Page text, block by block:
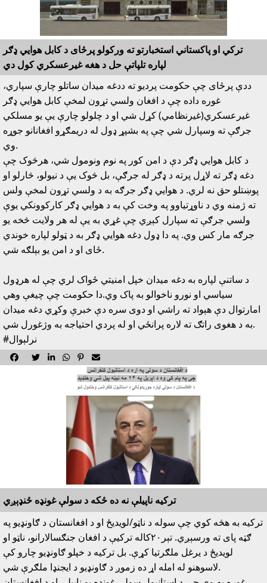
ترکي او پاکستاني استخبارتو ته ورکولو پرځاى د کابل هوايي ډګر
لپاره تلپاتې حل د هغه غيرعسکري کول دي
ددې پرځاى چې حکومت پرديو ته ددغه ميدان ساتلو چارې سپاري،
غوره داده چې د افغان ولسي تړون لمخې کابل هوايي ډګر
غيرعسکري(غيرنظامي) کړل شي او د چلولو چارې يې يو مسلکي
جرګې ته وسپارل شي چې په بشپړ ډول له دريمګړو افغانانو جوړه
وي.
د کابل هوايي ډګر دې د امن کور په نوم ونومول شي، هرڅوک چې
دغه ډګر ته لاړل پرته د ډګر له جرګې، بل څوک يې د نيولو، څارلو او
پوښتلو حق نه لري. د هوايي ډګر جرګه به د ولسي تړون لمخې ولس
ته ژمنه وي د ناوړتياوو په وخت کې به د هوايي ډګر کارکوونکي يوې
ولسي جرګې ته سپارل کېږي چې غړي به يې له هر ولايت څخه يو
جرګه مار کس وي. په دا ډول دغه هوايي ډګر به د ټولو لپاره خوندي
ځاى او د امن يو بېلګه شي.
د ساتنې لپاره به دغه ميدان خپل امنيتي ځواک لري چې له هرډول
سياسي او نورو ناخوالو به پاک وي.دا حکومت چې چيغې وهي
امارتوال دې هېواد ته راشي او دوى سره دې خبرې وکړي دغه ميدان
به د هغوى راتګ ته لاره پرانځي او له پردي احتياجه به وژغورل شي.
#نرلېوال
     
ترکيه ناپيلې نه ده ځکه د سولې غونډه ځنډېږي
ترکيه به هڅه کوي چې سوله د ناټو/لويديځ او د افغانستان د ګاونډيو په
ګټه پاى ته ورسېږي. تېر٢٠کاله ترکيې د افغان جنګسالارانو، ناټو او
لويديځ د يرغل ملګرتيا کړې. بل ترکيه د خپلو ګاونډيو چارو کې
لاسوهنو له امله اړ ده زموږ د ګاونډيو د ايجنډا ملګرې شي.